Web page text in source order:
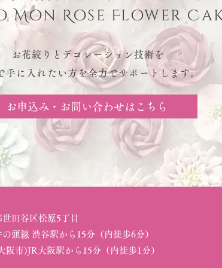
Mon Rose Flower
お花絞りとデコレーション技術を
手に入れたい方を全力でサポートします。
お申込み・お問い合わせはこちら
田谷区松原5丁目
谷駅から15分（内徒歩6分）
市)JR大阪駅から15分（内徒歩1分）​